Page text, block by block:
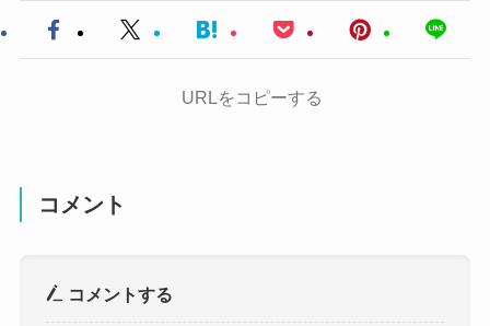
URLをコピーする
コメント
コメントする